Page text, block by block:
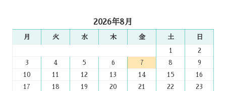
2026年8月
月 火 水 木 金 土 日
1
2
3
4 5 6 7 8
9
10
11 12 13 14 15
16
17
18 19 20 21 22
23